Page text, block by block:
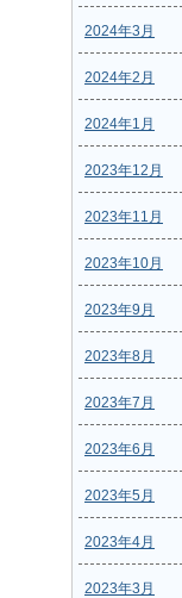
2024年3月
2024年2月
2024年1月
2023年12月
2023年11月
2023年10月
2023年9月
2023年8月
2023年7月
2023年6月
2023年5月
2023年4月
2023年3月